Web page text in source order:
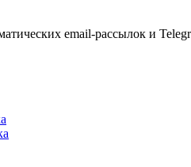
email-рассылок и